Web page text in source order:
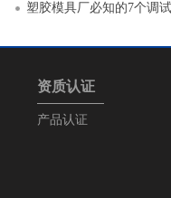
塑胶模具厂必知的7个调
资质认证
产品认证